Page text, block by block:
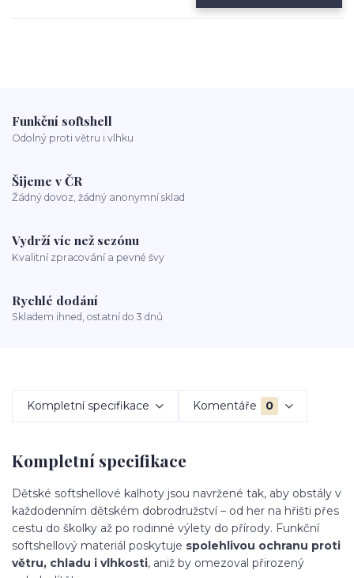
Funkční softshell
Odolný proti větru i vlhku
Šijeme v ČR
Žádný dovoz, žádný anonymní sklad
Vydrží víc než sezónu
Kvalitní zpracování a pevné švy
Rychlé dodání
Skladem ihned, ostatní do 3 dnů
Kompletní specifikace Komentáře 0
Kompletní specifikace
Dětské softshellové kalhoty jsou navržené tak, aby obstály v
každodenním dětském dobrodružství – od her na hřišti přes
cestu do školky až po rodinné výlety do přírody. Funkční
softshellový materiál poskytuje spolehlivou ochranu proti
větru, chladu i vlhkosti, aniž by omezoval přirozený